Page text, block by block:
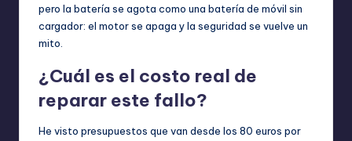
pero la batería se agota como una batería de móvil sin
cargador: el motor se apaga y la seguridad se vuelve un
mito.
¿Cuál es el costo real de
reparar este fallo?
He visto presupuestos que van desde los 80 euros por